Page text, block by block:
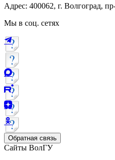
Адрес: 400062, г. Волгоград,
Мы в соц. сетях
Обратная связь
Сайты ВолГУ